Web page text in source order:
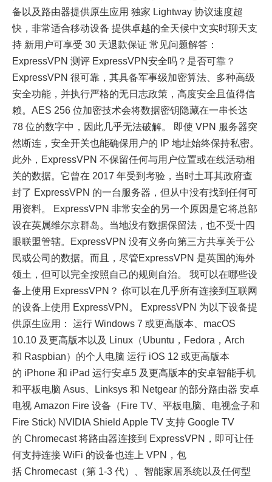
备以及路由器提供原生应用 独家 Lightway 协议速度超
快，非常适合移动设备 提供卓越的全天候中文实时聊天支
持 新用户可享受 30 天退款保证 常见问题解答：
ExpressVPN 测评 ExpressVPN安全吗？是否可靠？
ExpressVPN 很可靠，其具备军事级加密算法、多种高级
安全功能，并执行严格的无日志政策，高度安全且值得信
赖。AES 256 位加密技术会将数据密钥隐藏在一串长达
78 位的数字中，因此几乎无法破解。 即使 VPN 服务器突
然断连，安全开关也能确保用户的 IP 地址始终保持私密。
此外，ExpressVPN 不保留任何与用户位置或在线活动相
关的数据。它曾在 2017 年受到考验，当时土耳其政府查
封了 ExpressVPN 的一台服务器，但从中没有找到任何可
用资料。 ExpressVPN 非常安全的另一个原因是它将总部
设在英属维尔京群岛。当地没有数据保留法，也不受十四
眼联盟管辖。ExpressVPN 没有义务向第三方共享关于公
民或公司的数据。而且，尽管ExpressVPN 是英国的海外
领土，但可以完全按照自己的规则自治。 我可以在哪些设
备上使用 ExpressVPN？ 你可以在几乎所有连接到互联网
的设备上使用 ExpressVPN。 ExpressVPN 为以下设备提
供原生应用： 运行 Windows 7 或更高版本、macOS
10.10 及更高版本以及 Linux（Ubuntu，Fedora，Arch
和 Raspbian）的个人电脑 运行 iOS 12 或更高版本
的 iPhone 和 iPad 运行安卓5 及更高版本的安卓智能手机
和平板电脑 Asus、Linksys 和 Netgear 的部分路由器 安卓
电视 Amazon Fire 设备（Fire TV、平板电脑、电视盒子和
Fire Stick) NVIDIA Shield Apple TV 支持 Google TV
的 Chromecast 将路由器连接到 ExpressVPN，即可让任
何支持连接 WiFi 的设备也连上 VPN，包
括 Chromecast（第 1-3 代）、智能家居系统以及任何型